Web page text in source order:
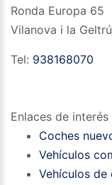
Ronda Europa 65
Vilanova i la Geltrú
Tel: 938168070
Enlaces de interés
Coches
Vehículos
Vehículos de